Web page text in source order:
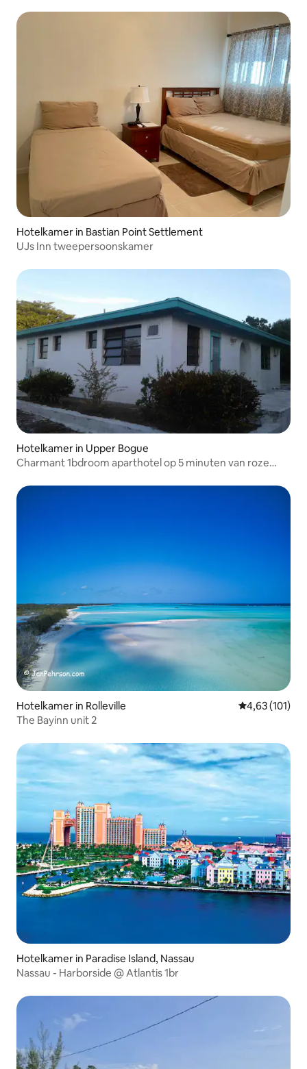
Hotelkamer in Bastian Point Settlement
UJs Inn tweepersoonskamer
Hotelkamer in Upper Bogue
Charmant 1bdroom aparthotel op 5 minuten van roze
Hotelkamer in Rolleville Gemiddelde
4,63 (101)
The Bayinn unit 2
Hotelkamer in Paradise Island, Nassau
Nassau - Harborside @ Atlantis 1br